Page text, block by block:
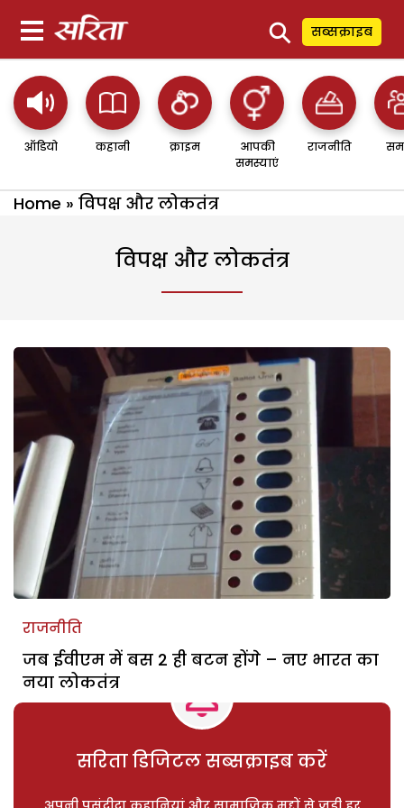
⚲ सब्सक्राइब
ऑडियो कहानी क्राइम
आपकी
समस्याएं
राजनीति
Home » विपक्ष और लोकतंत्र
विपक्ष और लोकतंत्र
राजनीति
जब ईवीएम में बस 2 ही बटन होंगे – नए भारत का
नया लोकतंत्र
सरिता डिजिटल सब्सक्राइब करें